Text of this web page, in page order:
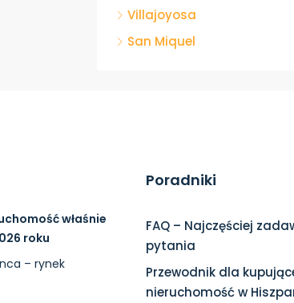
Villajoyosa
San Miquel
właśnie
roku
– rynek
Poradniki
FAQ – Najczęściej
pytania
Przewodnik dla
nieruchomość w